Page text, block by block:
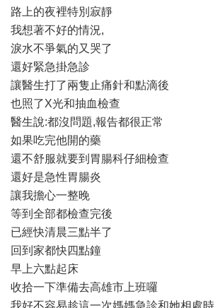
路上的夜裡特別寂靜
我想著不好的情況,
淚水不爭氣的又哭了
還好緊急掛急診
讓醫生打了兩隻止痛針和點滴後
也照了X光和抽血檢查
醫生說:都沒問題,報告都很正常
如果吃完他開的藥
還不舒服就要到胃腸科仔細檢查
還好是急性胃腸炎
讓我擔心一整晚
等到全部都檢查完後
已經快清晨三點半了
回到家都快四點鐘
早上六點起床
收拾一下準備去高雄市上班囉
我好不容易趁這一次媽媽急診和她相處時